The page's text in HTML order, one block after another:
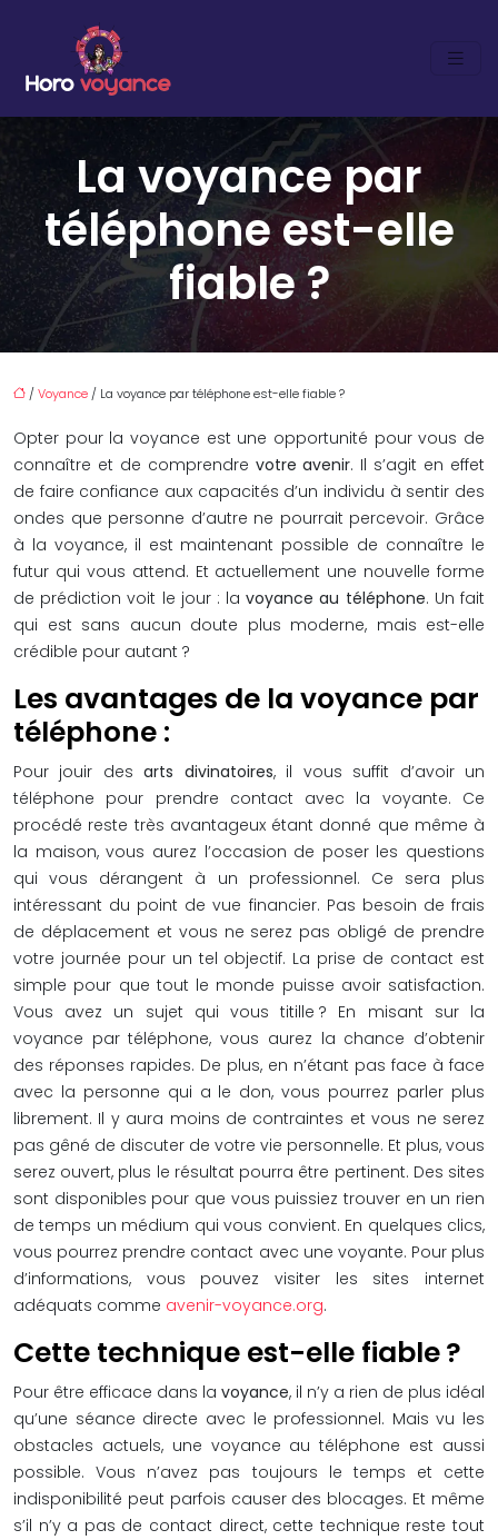
La voyance par
téléphone est-elle
fiable ?
/Voyance / La voyance par téléphone est-elle fiable ?
Opter pour la voyance est une opportunité pour vous de
connaître et de comprendre votre avenir. Il s’agit en effet
de faire confiance aux capacités d’un individu à sentir des
ondes que personne d’autre ne pourrait percevoir. Grâce
à la voyance, il est maintenant possible de connaître le
futur qui vous attend. Et actuellement une nouvelle forme
de prédiction voit le jour : lavoyance au téléphone. Un fait
qui est sans aucun doute plus moderne, mais est-elle
crédible pour autant ?
Les avantages de la voyance par
téléphone :
Pour jouir desarts divinatoires, il vous suffit d’avoir un
téléphone pour prendre contact avec la voyante. Ce
procédé reste très avantageux étant donné que même à
la maison, vous aurez l’occasion de poser les questions
qui vous dérangent à un professionnel. Ce sera plus
intéressant du point de vue financier. Pas besoin de frais
de déplacement et vous ne serez pas obligé de prendre
votre journée pour un tel objectif. La prise de contact est
simple pour que tout le monde puisse avoir satisfaction.
Vous avez un sujet qui vous titille ? En misant sur la
voyance par téléphone, vous aurez la chance d’obtenir
des réponses rapides. De plus, en n’étant pas face à face
avec la personne qui a le don, vous pourrez parler plus
librement. Il y aura moins de contraintes et vous ne serez
pas gêné de discuter de votre vie personnelle. Et plus, vous
serez ouvert, plus le résultat pourra être pertinent. Des sites
sont disponibles pour que vous puissiez trouver en un rien
de temps un médium qui vous convient. En quelques clics,
vous pourrez prendre contact avec une voyante. Pour plus
d’informations, vous pouvez visiter les sites internet
adéquats comme avenir-voyance.org.
Cette technique est-elle fiable ?
Pour être efficace dans la voyance, il n’y a rien de plus idéal
qu’une séance directe avec le professionnel. Mais vu les
obstacles actuels, une voyance au téléphone est aussi
possible. Vous n’avez pas toujours le temps et cette
indisponibilité peut parfois causer des blocages. Et même
s’il n’y a pas de contact direct, cette technique reste tout